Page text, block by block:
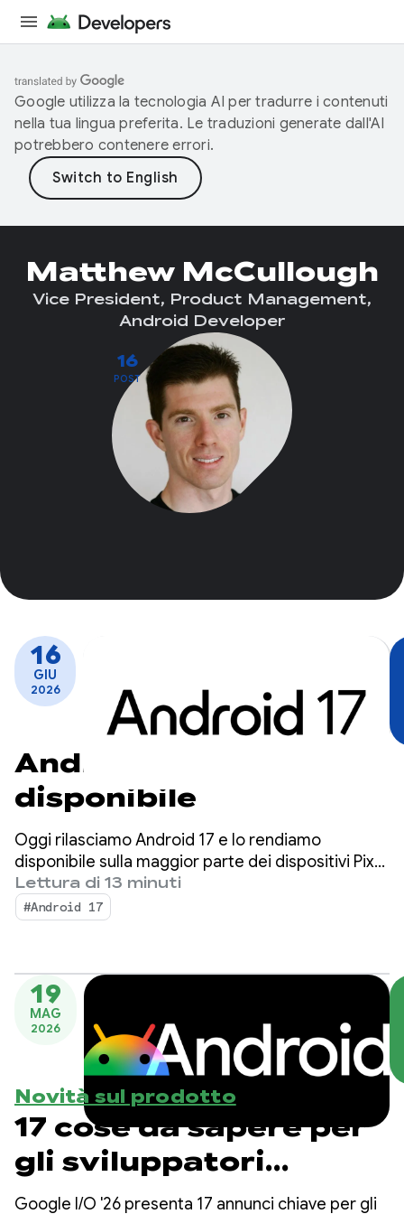
Google utilizza la tecnologia AI per tradurre i contenuti
nella tua lingua preferita. Le traduzioni generate dall'AI
potrebbero contenere errori.
16
POST
Matthew McCullough
Vice President, Product Management,
Android Developer
16
GIU
2026
Android 17 è
disponibile
Oggi rilasciamo Android 17 e lo rendiamo
disponibile sulla maggior parte dei dispositivi Pixel
supportati. Nei prossimi mesi saranno disponibili
nuovi dispositivi con Android 17.
Lettura di 13 minuti
#Android 17
19
MAG
2026
Novità sul prodotto
17 cose da sapere per
gli sviluppatori
Android al Google I/O
Google I/O '26 presenta 17 annunci chiave per gli